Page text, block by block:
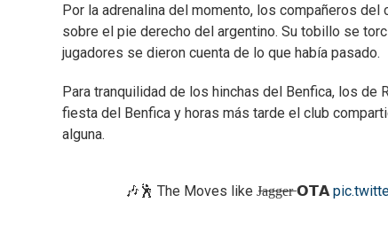
Por la adrenalina del momento, los compañeros
sobre el pie derecho del argentino. Su tobillo se
jugadores se dieron cuenta de lo que había pasado.
Para tranquilidad de los hinchas del Benfica, los
fiesta del Benfica y horas más tarde el club
alguna.
🎶🕺 The Moves like J̶a̶g̶g̶e̶r̶ 𝗢𝗧𝗔